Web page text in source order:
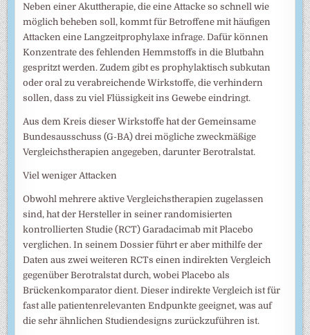
Neben einer Akuttherapie, die eine Attacke so schnell wie
möglich beheben soll, kommt für Betroffene mit häufigen
Attacken eine Langzeitprophylaxe infrage. Dafür können
Konzentrate des fehlenden Hemmstoffs in die Blutbahn
gespritzt werden. Zudem gibt es prophylaktisch subkutan
oder oral zu verabreichende Wirkstoffe, die verhindern
sollen, dass zu viel Flüssigkeit ins Gewebe eindringt.
Aus dem Kreis dieser Wirkstoffe hat der Gemeinsame
Bundesausschuss (G-BA) drei mögliche zweckmäßige
Vergleichstherapien angegeben, darunter Berotralstat.
Viel weniger Attacken
Obwohl mehrere aktive Vergleichstherapien zugelassen
sind, hat der Hersteller in seiner randomisierten
kontrollierten Studie (RCT) Garadacimab mit Placebo
verglichen. In seinem Dossier führt er aber mithilfe der
Daten aus zwei weiteren RCTs einen indirekten Vergleich
gegenüber Berotralstat durch, wobei Placebo als
Brückenkomparator dient. Dieser indirekte Vergleich ist für
fast alle patientenrelevanten Endpunkte geeignet, was auf
die sehr ähnlichen Studiendesigns zurückzuführen ist.